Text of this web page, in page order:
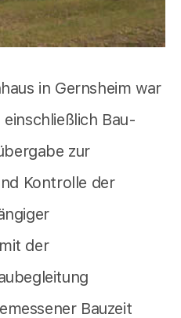
in Gernsheim war
Bau-
zur
Kontrolle der
der
Bauzeit